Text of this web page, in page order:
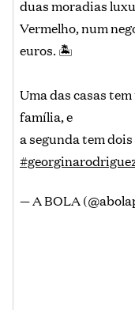
duas moradias
Vermelho, num
euros. 🏝️
Uma das casas
família, e
a segunda tem
— A BOLA